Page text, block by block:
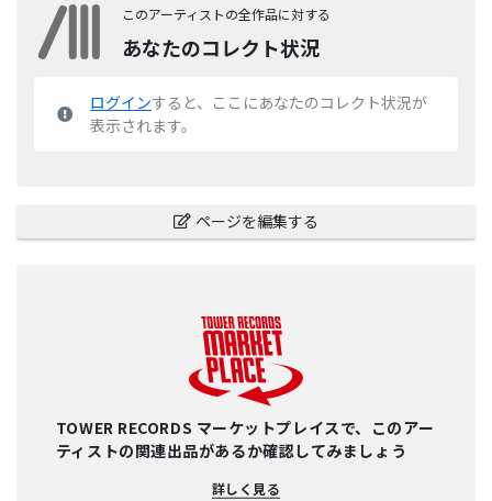
このアーティストの全作品に対する
あなたのコレクト状況
ログインすると、ここにあなたのコレクト状況が
表示されます。
ページを編集する
TOWER RECORDS マーケットプレイスで、このアー
ティストの関連出品があるか確認してみましょう
詳しく見る